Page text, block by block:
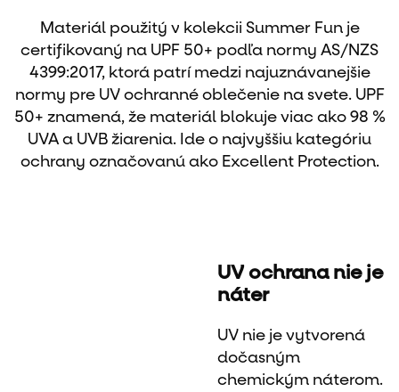
Materiál použitý v kolekcii Summer Fun je
certifikovaný na UPF 50+ podľa normy AS/NZS
4399:2017, ktorá patrí medzi najuznávanejšie
normy pre UV ochranné oblečenie na svete. UPF
50+ znamená, že materiál blokuje viac ako 98 %
UVA a UVB žiarenia. Ide o najvyššiu kategóriu
ochrany označovanú ako Excellent Protection.
UV ochrana nie je
náter
UV nie je vytvorená
dočasným
chemickým náterom.